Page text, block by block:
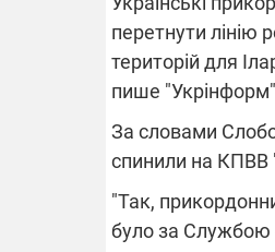
перетнути лінію
територій для
пише
За словами
спинили на КПВВ
"Так,
було за Службою